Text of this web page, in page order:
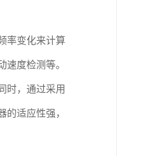
率变化来计算
度检测等。
时，通过采用
适应性强，